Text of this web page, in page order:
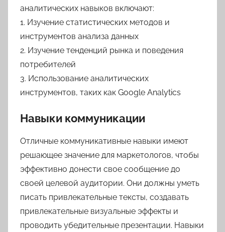
аналитических навыков включают:
1. Изучение статистических методов и
инструментов анализа данных
2. Изучение тенденций рынка и поведения
потребителей
3. Использование аналитических
инструментов, таких как Google Analytics
Навыки коммуникации
Отличные коммуникативные навыки имеют
решающее значение для маркетологов, чтобы
эффективно донести свое сообщение до
своей целевой аудитории. Они должны уметь
писать привлекательные тексты, создавать
привлекательные визуальные эффекты и
проводить убедительные презентации. Навыки